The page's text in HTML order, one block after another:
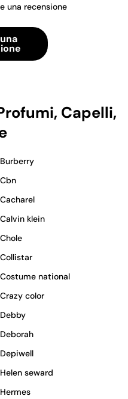
una recensione
Capelli,
Burberry
Cbn
Cacharel
Calvin klein
Chole
Collistar
Costume national
Crazy color
Debby
Deborah
Depiwell
Helen seward
Hermes